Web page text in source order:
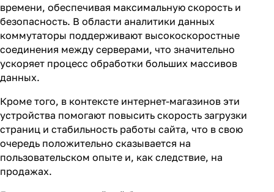
времени, обеспечивая максимальную скорость и
безопасность. В области аналитики данных
коммутаторы поддерживают высокоскоростные
соединения между серверами, что значительно
ускоряет процесс обработки больших массивов
данных.
Кроме того, в контексте интернет-магазинов эти
устройства помогают повысить скорость загрузки
страниц и стабильность работы сайта, что в свою
очередь положительно сказывается на
пользовательском опыте и, как следствие, на
продажах.